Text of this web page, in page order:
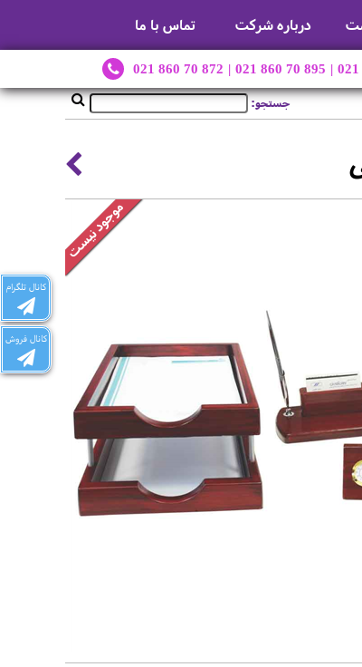
درباره شرکت تماس با ما
021 860 70 872 | 021 860 70 895 | 021
کانال تلگرام
کانال فروش
جستجو: